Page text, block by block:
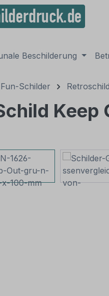
springen
Beschilderung
Schilder
Keep